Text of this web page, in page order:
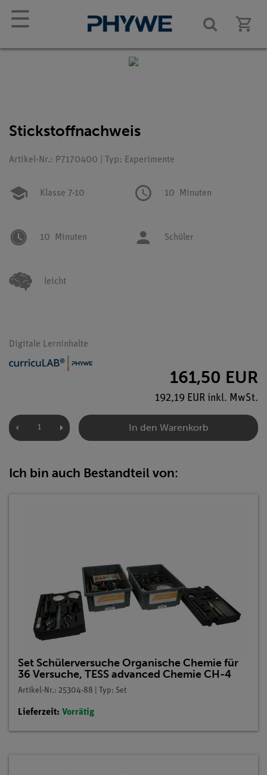
☰
Stickstoffnachweis
Artikel-Nr.: P7170400 | Typ: Experimente
Klasse 7-10 10 Minuten
10 Minuten Schüler
leicht
Digitale Lerninhalte
161,50 EUR
192,19 EUR inkl. MwSt.
In den Warenkorb
Ich bin auch Bestandteil von:
Set Schülerversuche Organische Chemie für
36 Versuche, TESS advanced Chemie CH-4
Artikel-Nr.: 25304-88 | Typ: Set
Lieferzeit: Vorrätig